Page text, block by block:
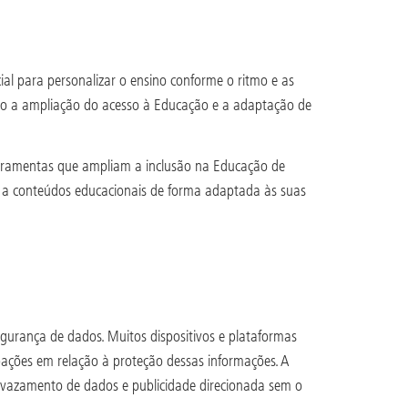
para personalizar o ensino conforme o ritmo e as
a ampliação do acesso à Educação e a adaptação de
que ampliam a inclusão na Educação de
conteúdos educacionais de forma adaptada às suas
de dados. Muitos dispositivos e plataformas
em relação à proteção dessas informações. A
de dados e publicidade direcionada sem o